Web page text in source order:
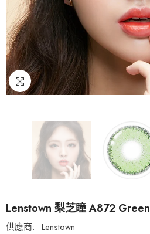
Lenstown 梨芝瞳 A872 Green
供應商: Lenstown